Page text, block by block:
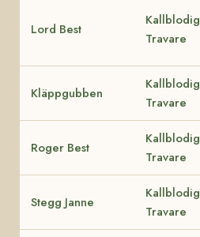
Lord Best
Kallblodig
Travare
Kläppgubben
Kallblodig
Travare
Roger Best
Kallblodig
Travare
Stegg Janne
Kallblodig
Travare